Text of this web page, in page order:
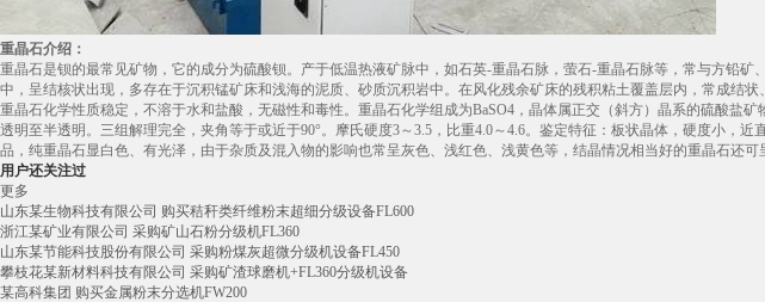
重晶石介绍：
重晶石是钡的最常见矿物，它的成分为硫酸钡。产于低温热液矿脉中，如石英-重晶石脉，萤石-重晶石脉等，常与方铅
中，呈结核状出现，多存在于沉积锰矿床和浅海的泥质、砂质沉积岩中。在风化残余矿床的残积粘土覆盖层内，常成结状
重晶石化学性质稳定，不溶于水和盐酸，无磁性和毒性。重晶石化学组成为BaSO4，晶体属正交（斜方）晶系的硫酸盐
透明至半透明。三组解理完全，夹角等于或近于90°。摩氏硬度3～3.5，比重4.0～4.6。鉴定特征：板状晶体，硬度小，
品，纯重晶石显白色、有光泽，由于杂质及混入物的影响也常呈灰色、浅红色、浅黄色等，结晶情况相当好的重晶石还可
用户还关注过
更多
山东某生物科技有限公司 购买秸秆类纤维粉末超细分级设备FL600
浙江某矿业有限公司 采购矿山石粉分级机FL360
山东某节能科技股份有限公司 采购粉煤灰超微分级机设备FL450
攀枝花某新材料科技有限公司 采购矿渣球磨机+FL360分级机设备
某高科集团 购买金属粉末分选机FW200